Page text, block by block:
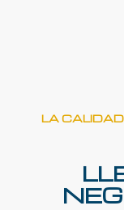
LA